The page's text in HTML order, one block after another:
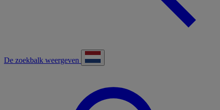
De zoekbalk weergeven